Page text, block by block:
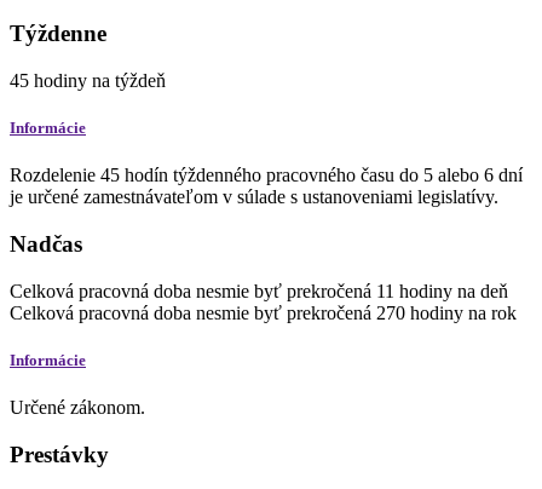
Týždenne
45 hodiny na týždeň
Informácie
Rozdelenie 45 hodín týždenného pracovného času do 5 alebo 6 dní
je určené zamestnávateľom v súlade s ustanoveniami legislatívy.
Nadčas
Celková pracovná doba nesmie byť prekročená 11 hodiny na deň
Celková pracovná doba nesmie byť prekročená 270 hodiny na rok
Informácie
Určené zákonom.
Prestávky